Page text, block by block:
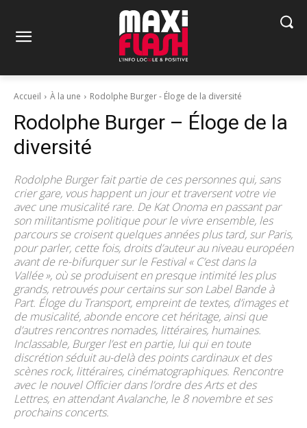
Accueil À la une Rodolphe Burger - Éloge de la diversité
Rodolphe Burger – Éloge de la
diversité
Rodolphe Burger fait partie de ces personnes qui, sans
crier gare, vous happent un jour et traversent votre vie
avec une musicalité rare. De Kat Onoma en passant par
son militantisme politique pour le vivre ensemble, les
parcours se croisent quelques années plus tard, sur Paris,
pour parler, cette fois, droits d’auteur au niveau européen
avant de re-bifurquer sur le Festival « C’est dans la
Vallée », où se produisent en presque intimité les plus
grands, retrouvés pour certains sur son Label Bande à
Part. Éloge du Transport, empreint de textes, d’images et
de musicalité, abonde encore cet héritage, ainsi que
d’autres rencontres nomades, littéraires, humaines.
Inclassable, Burger l’est en partie, lui qui en toute
discrétion séduit au-delà des points cardinaux et des
scènes rock, littéraires, cinématographiques. Rencontre
avec le nouvel Officier dans l’ordre des Arts et des
Lettres, en attendant Avalanche, le 8 novembre et ses
prochains concerts.